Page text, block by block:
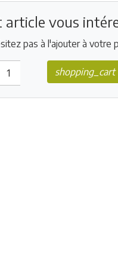
article vous
pas à l'ajouter à votre
shopping_cart